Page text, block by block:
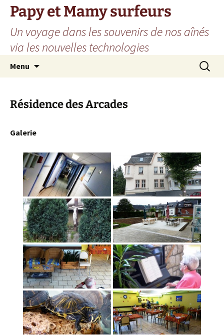
Aller
contenu
Papy et Mamy surfeurs
Un voyage dans les souvenirs de nos aînés
via les nouvelles technologies
Menu
Résidence des Arcades
Galerie